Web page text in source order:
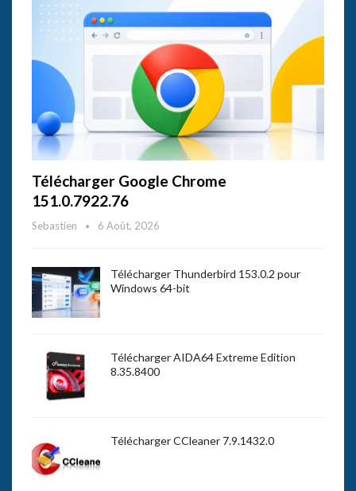
Télécharger Google Chrome
151.0.7922.76
Sebastien 6 Août, 2026
Télécharger Thunderbird 153.0.2 pour
Windows 64-bit
Télécharger AIDA64 Extreme Edition
8.35.8400
Télécharger CCleaner 7.9.1432.0